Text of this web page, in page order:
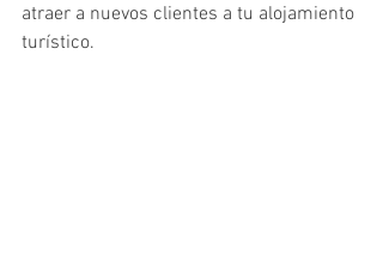
atraer a nuevos clientes a tu alojamiento
turístico.